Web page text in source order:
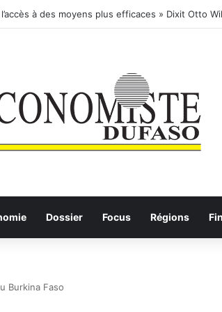
Dossier Focus Régions
Burkina Faso